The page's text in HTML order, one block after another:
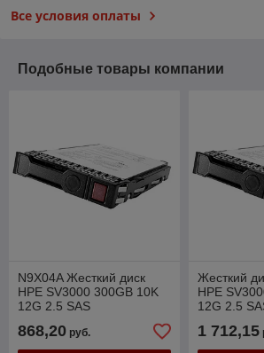
Все условия оплаты
Подобные товары компании
N9X04A Жесткий диск
HPE SV3000 300GB 10K
12G 2.5 SAS
868,20 руб.
Жесткий
HPE
12G 2.5
1 712,15